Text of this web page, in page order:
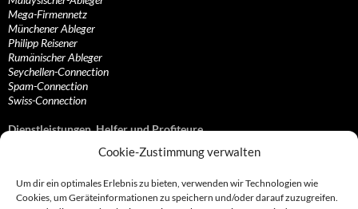
Cookie-Zustimmung verwalten
Um dir ein optimales Erlebnis zu bieten, verwenden wir Technologien wie
Cookies, um Geräteinformationen zu speichern und/oder darauf zuzugreifen.
Mega-Firmennetz
Münchener Ableger
Philipp Reisener
Rumänischer Ableger
Seychellen-Connection
Spam-Connection
Swiss-Connection
Dienstleistungen, Helfer und Profiteure
Anonymisierungsdienste, VPN- und Web-Proxy…
Bezahlsysteme, Finanzdienstleister und…
Bürodienstleister, Firmengründer- und/oder…